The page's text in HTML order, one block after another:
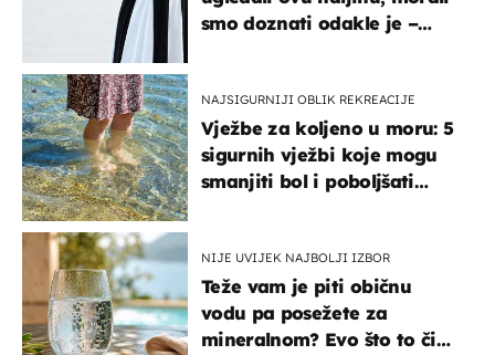
smo doznati odakle je –
NAJSIGURNIJI OBLIK REKREACIJE
Vježbe za koljeno u moru: 5
sigurnih vježbi koje mogu
smanjiti bol i poboljšati
NIJE UVIJEK NAJBOLJI IZBOR
Teže vam je piti običnu
vodu pa posežete za
mineralnom? Evo što to čini